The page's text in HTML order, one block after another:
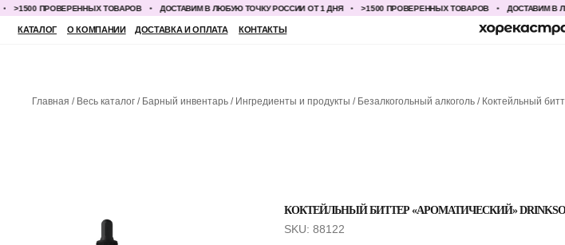
ПРОВЕРЕННЫХ ТОВАРОВ ДОСТАВИМ В ЛЮБУЮ ТОЧКУ РОССИИ ОТ 1 ДНЯ >1500 ПРОВЕРЕННЫХ ТОВАРОВ ДОСТАВИМ В
КАТАЛОГ О КОМПАНИИ ДОСТАВКА И ОПЛАТА КОНТАКТЫ
Главная Весь каталог Барный инвентарь Ингредиенты и продукты Безалкогольный алкоголь Коктейльный
КОКТЕЙЛЬНЫЙ БИТТЕР «АРОМАТИЧЕСКИЙ»
SKU: 88122